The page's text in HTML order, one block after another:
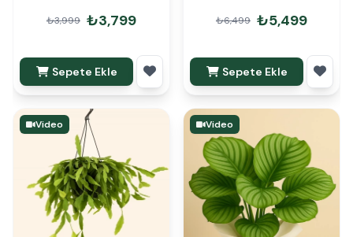
₺3,999 ₺3,799
Sepete Ekle
150cm
₺6,499 ₺5,499
Sepete Ekle
Video Video